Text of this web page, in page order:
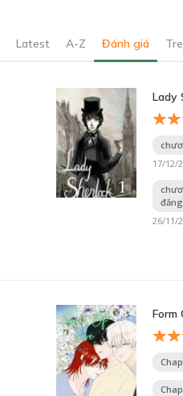
Latest A-Z Đánh giá
Lady
17/12/
26/11/
Form